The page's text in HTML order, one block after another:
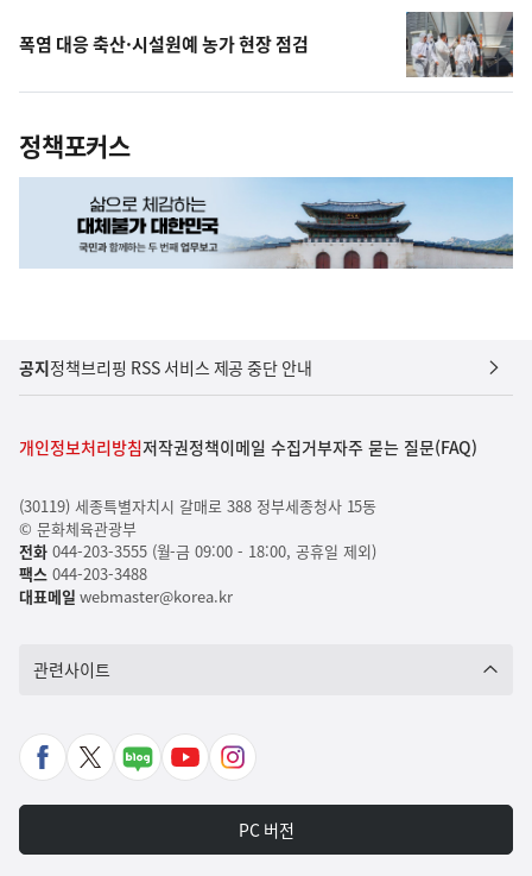
폭염 대응 축산·시설원예 농가 현장 점검
정책포커스
공지정책브리핑 RSS 서비스 제공 중단 안내
개인정보처리방침저작권정책이메일 수집거부자주 묻는 질문(FAQ)
(30119) 세종특별자치시 갈매로 388 정부세종청사 15동
© 문화체육관광부
전화044-203-3555 (월-금 09:00 - 18:00, 공휴일 제외)
팩스 044-203-3488
대표메일 webmaster@korea.kr
관련사이트
페
X
네
유
인
타
그
PC 버전